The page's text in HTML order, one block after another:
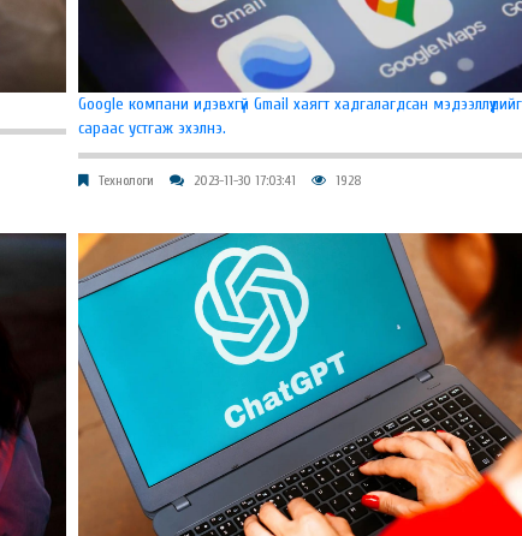
Google компани идэвхгүй Gmail хаягт хадгалагдсан
сараас устгаж эхэлнэ.
Технологи 2023-11-30 17:03:41 1928